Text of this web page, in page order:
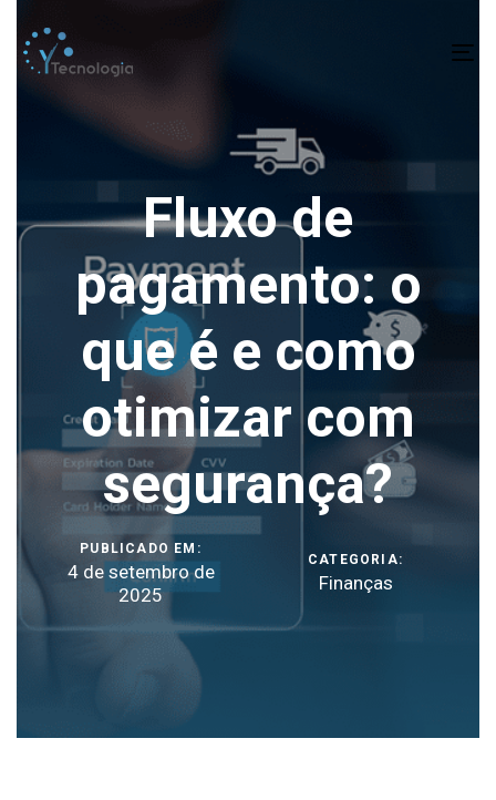
Fluxo de
pagamento: o
que é e como
otimizar com
segurança?
PUBLICADO EM:
4 de setembro de
2025
CATEGORIA:
Finanças